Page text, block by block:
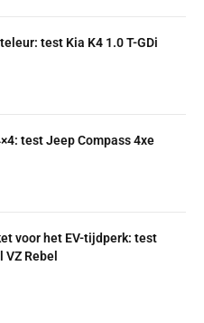
test Kia K4 1.0 T-GDi
test Jeep Compass 4xe
voor het EV-tijdperk: test
VZ Rebel